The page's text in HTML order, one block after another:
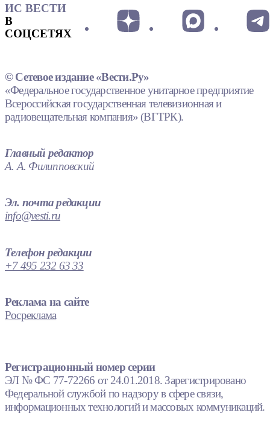
ИС ВЕСТИ
В
СОЦСЕТЯХ
© Сетевое издание «Вести.Ру»
«Федеральное государственное унитарное предприятие
Всероссийская государственная телевизионная и
радиовещательная компания» (ВГТРК).
Главный редактор
А. А. Филипповский
Эл. почта редакции
info@vesti.ru
Телефон редакции
+7 495 232 63 33
Реклама на сайте
Росреклама
Регистрационный номер серии
ЭЛ № ФС 77-72266 от 24.01.2018. Зарегистрировано
Федеральной службой по надзору в сфере связи,
информационных технологий и массовых коммуникаций.